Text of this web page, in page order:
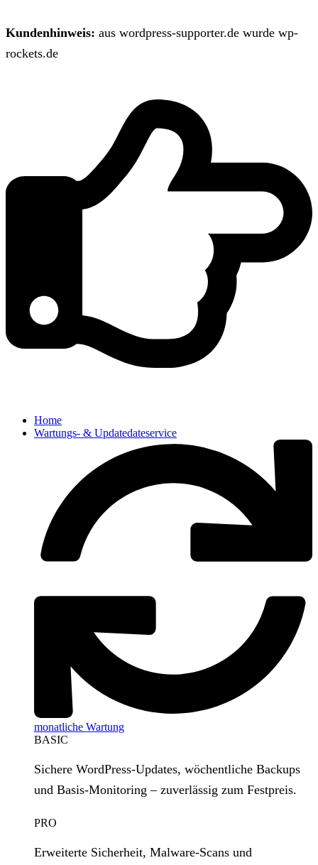
Kundenhinweis: aus wordpress-supporter.de wurde wp-
rockets.de
Home
Wartungs- & Updatedateservice
monatliche Wartung
BASIC
Sichere WordPress‑Updates, wöchentliche Backups
und Basis‑Monitoring – zuverlässig zum Festpreis.
PRO
Erweiterte Sicherheit, Malware‑Scans und